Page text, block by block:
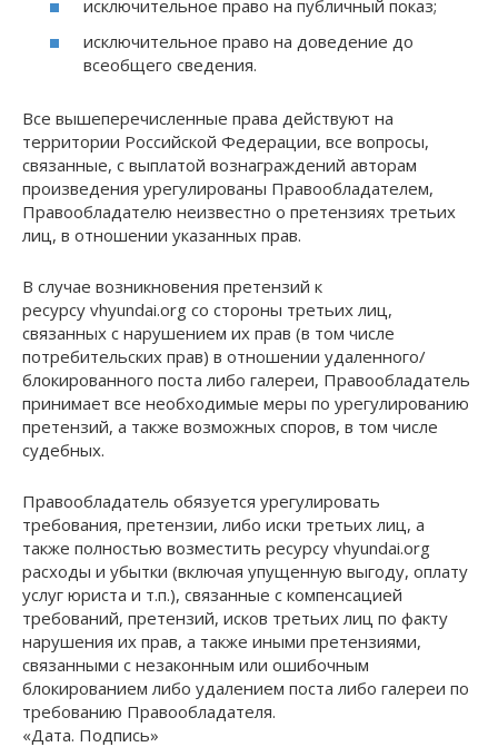
исключительное право на публичный показ;
исключительное право на доведение до
всеобщего сведения.
Все вышеперечисленные права действуют на
территории Российской Федерации, все вопросы,
связанные, с выплатой вознаграждений авторам
произведения урегулированы Правообладателем,
Правообладателю неизвестно о претензиях третьих
лиц, в отношении указанных прав.
В случае возникновения претензий к
ресурсу vhyundai.org со стороны третьих лиц,
связанных с нарушением их прав (в том числе
потребительских прав) в отношении удаленного/
блокированного поста либо галереи, Правообладатель
принимает все необходимые меры по урегулированию
претензий, а также возможных споров, в том числе
судебных.
Правообладатель обязуется урегулировать
требования, претензии, либо иски третьих лиц, а
также полностью возместить ресурсу vhyundai.org
расходы и убытки (включая упущенную выгоду, оплату
услуг юриста и т.п.), связанные с компенсацией
требований, претензий, исков третьих лиц по факту
нарушения их прав, а также иными претензиями,
связанными с незаконным или ошибочным
блокированием либо удалением поста либо галереи по
требованию Правообладателя.
«Дата. Подпись»